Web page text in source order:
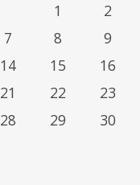
1
2
7 8
9
14 15
16
21 22
23
28 29
30